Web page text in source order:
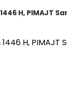
H, PIMAJT
H, PIMAJT